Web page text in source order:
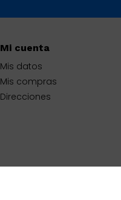
Mi cuenta
Mis datos
Mis compras
Direcciones